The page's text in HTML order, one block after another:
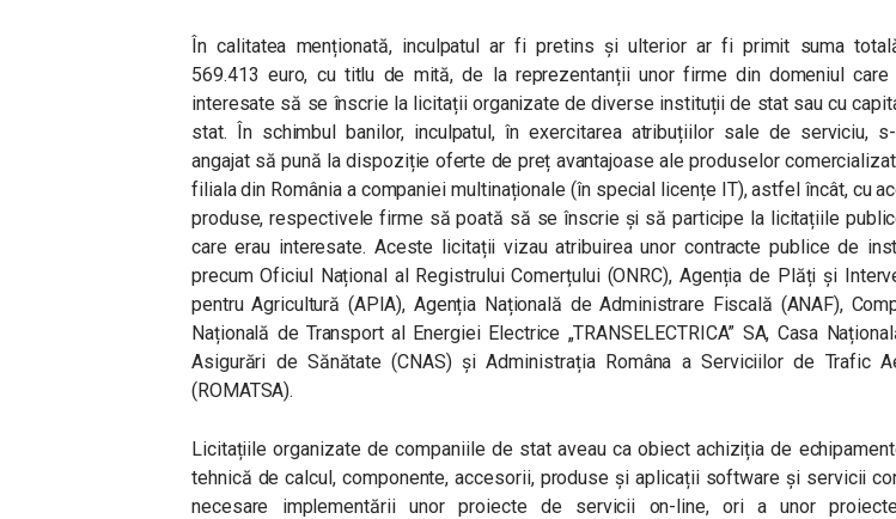
În calitatea menționată, inculpatul ar fi pretins și ulterior ar fi primit suma
569.413 euro, cu titlu de mită, de la reprezentanții unor firme din domeniul care
interesate să se înscrie la licitații organizate de diverse instituții de stat sau cu
stat. În schimbul banilor, inculpatul, în exercitarea atribuțiilor sale de serviciu,
angajat să pună la dispoziție oferte de preț avantajoase ale produselor
filiala din România a companiei multinaționale (în special licențe IT), astfel încât, cu
produse, respectivele firme să poată să se înscrie și să participe la licitațiile
care erau interesate. Aceste licitații vizau atribuirea unor contracte publice de
precum Oficiul Național al Registrului Comerțului (ONRC), Agenția de Plăți și
pentru Agricultură (APIA), Agenția Națională de Administrare Fiscală (ANAF),
Națională de Transport al Energiei Electrice „TRANSELECTRICA” SA, Casa
Asigurări de Sănătate (CNAS) și Administrația Româna a Serviciilor de Trafic
(ROMATSA).
Licitațiile organizate de companiile de stat aveau ca obiect achiziția de
tehnică de calcul, componente, accesorii, produse și aplicații software și servicii
necesare implementării unor proiecte de servicii on-line, ori a unor